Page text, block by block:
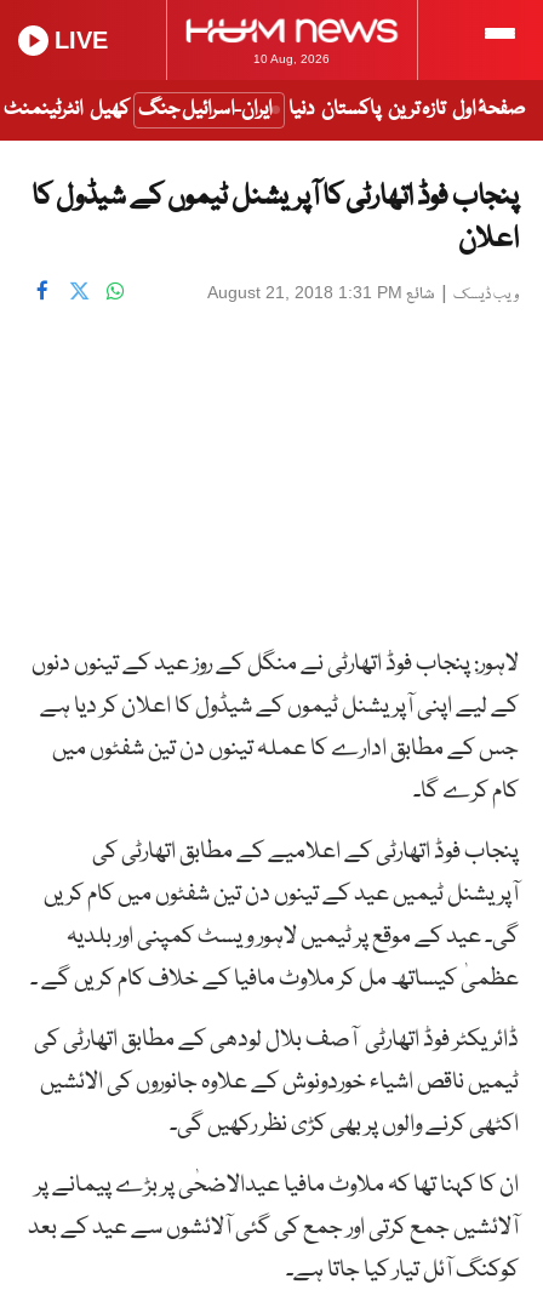
10 Aug, 2026
LIVE
صفحۂ اول تازہ ترین پاکستان دنیا ایران-اسرائیل جنگ کھیل انٹرٹینمنٹ
پنجاب فوڈ اتھارٹی کا آپریشنل ٹیموں کے شیڈول کا
اعلان
ویب ڈیسک | شائع August 21, 2018 1:31 PM
لاہور: پنجاب فوڈ اتھارٹی نے منگل کے روز عید کے تینوں دنوں
کے لیے اپنی آپریشنل ٹیموں کے شیڈول کا اعلان کر دیا ہے
جس کے مطابق ادارے کا عملہ تینوں دن تین شفٹوں میں
کام کرے گا۔
پنجاب فوڈ اتھارٹی کے اعلامیے کے مطابق اتھارٹی کی
آپریشنل ٹیمیں عید کے تینوں دن تین شفٹوں میں کام کریں
گی۔ عید کے موقع پر ٹیمیں لاہور ویسٹ کمپنی اور بلدیہ
عظمیٰ کیساتھ مل کر ملاوٹ مافیا کے خلاف کام کریں گے ۔
ڈائریکٹر فوڈ اتھارٹی آصف بلال لودھی کے مطابق اتھارٹی کی
ٹیمیں ناقص اشیاء خوردونوش کے علاوہ جانوروں کی الائشیں
اکٹھی کرنے والوں پر بھی کڑی نظر رکھیں گی۔
ان کا کہنا تھا کہ ملاوٹ مافیا عیدالاضحٰی پر بڑے پیمانے پر
آلائشیں جمع کرتی اور جمع کی گئی آلائشوں سے عید کے بعد
کوکنگ آئل تیار کیا جاتا ہے۔